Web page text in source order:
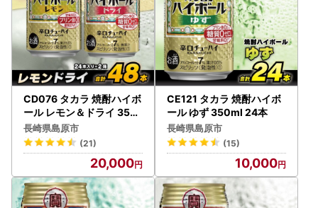
CD076 タカラ 焼酎ハイボ
ール レモン＆ドライ 350
ml 48本 (24本×2箱)
長崎県島原市
(21)
20,000
CE121 タカラ 焼酎ハイボ
ール ゆず 350ml 24本
長崎県島原市
(15)
10,000